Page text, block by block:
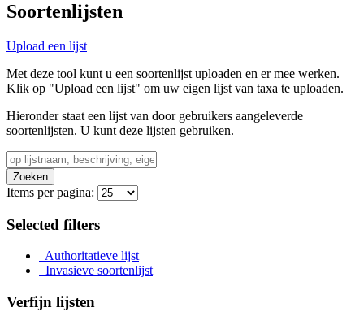
Soortenlijsten
Upload een lijst
Met deze tool kunt u een soortenlijst uploaden en er mee werken.
Klik op "Upload een lijst" om uw eigen lijst van taxa te uploaden.
Hieronder staat een lijst van door gebruikers aangeleverde
soortenlijsten. U kunt deze lijsten gebruiken.
Zoeken
Items per pagina:
Selected filters
Authoritatieve lijst
Invasieve soortenlijst
Verfijn lijsten